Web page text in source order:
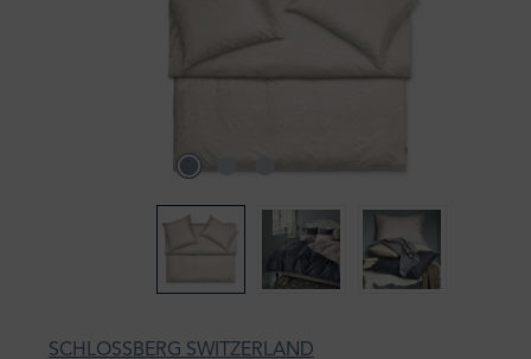
SCHLOSSBERG SWITZERLAND